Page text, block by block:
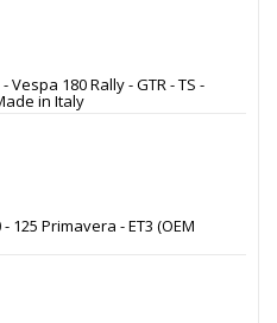
180 Rally - GTR - TS -
in Italy
Primavera - ET3 (OEM